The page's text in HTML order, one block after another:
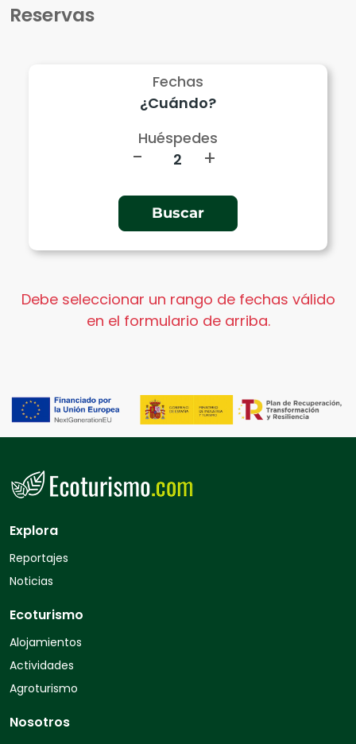
Reservas
Fechas
Huéspedes
- +
Debe seleccionar un rango de fechas válido
en el formulario de arriba.
Explora
Reportajes
Noticias
Ecoturismo
Alojamientos
Actividades
Agroturismo
Nosotros